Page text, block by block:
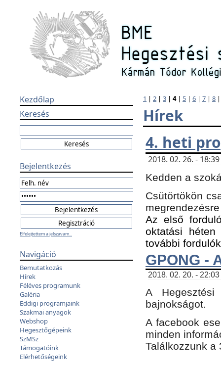
Kezdőlap
Keresés
Bejelentkezés
Elfelejtettem a jelszavam...
Navigáció
Bemutatkozás
Hírek
Féléves programunk
Galéria
Eddigi programjaink
Szakmai anyagok
Webshop
Hegesztőgépeink
SzMSz
Támogatóink
Elérhetőségeink
1 | 2 | 3 | 4| 5 | 6 | 7 | 8
Hírek
4. heti
2018. 02. 26. -
Kedden a
Csütörtökön
Az első
oktatási
további
GPONG -
2018. 02. 20. -
A
bajnokságot.
A facebook
minden
Találkozzunk a